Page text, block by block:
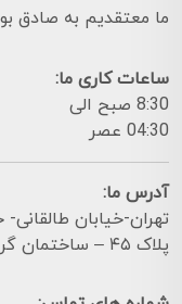
ما معتقدیم به صادق
ساعات کاری ما:
8:30 صبح الی
04:30 عصر
آدرس ما:
تهران-خیابان
پلاک ۴۵ – ساختمان گروه آزمایشگاهی پادینا ویستا